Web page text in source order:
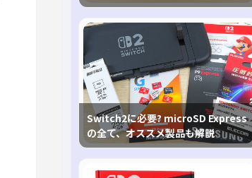
が可能な4K有機ELゲーミングモニタ
を徹底検証
Switch2に必要? microSD Express
の全て、オススメ製品も解説